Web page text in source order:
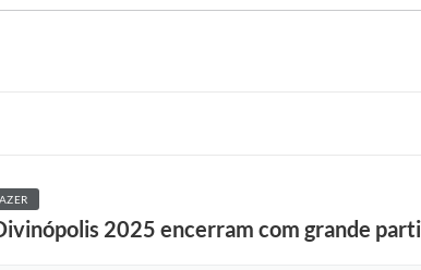
Chamamentos Públicos
Esporte
2025 encerram com grande